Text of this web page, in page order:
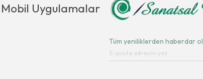
Mobil Uygulamalar
Tüm yeniliklerden haberdar